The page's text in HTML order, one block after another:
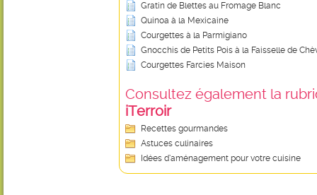
Gratin de Blettes au Fromage Blanc
Quinoa à la Mexicaine
Courgettes à la Parmigiano
Gnocchis de Petits Pois à la Faisselle de
Courgettes Farcies Maison
Consultez également la
iTerroir
Recettes gourmandes
Astuces culinaires
Idées d’aménagement pour votre cuisine